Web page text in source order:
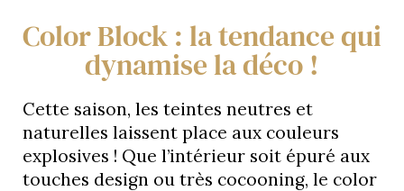
Color Block : la tendance qui
dynamise la déco !
Cette saison, les teintes neutres et
naturelles laissent place aux couleurs
explosives ! Que l’intérieur soit épuré aux
touches design ou très cocooning, le color